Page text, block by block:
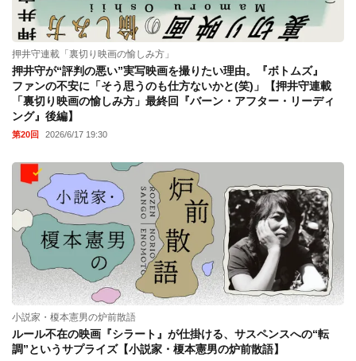
押井守連載「裏切り映画の愉しみ方」
押井守が“評判の悪い”実写映画を撮りたい理由。『ボトムズ』
ファンの不安に「そう思うのも仕方ないかと(笑)」【押井守連載
「裏切り映画の愉しみ方」最終回『バーン・アフター・リーディ
ング』後編】
第20回 2026/6/17 19:30
小説家・榎本憲男の炉前散語
ルール不在の映画『シラート』が仕掛ける、サスペンスへの“転
調”というサプライズ【小説家・榎本憲男の炉前散語】